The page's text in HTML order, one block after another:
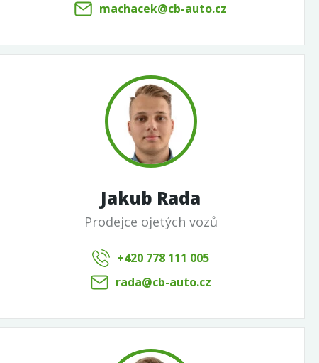
machacek@cb-auto.cz
Jakub Rada
Prodejce ojetých vozů
+420 778 111 005
rada@cb-auto.cz